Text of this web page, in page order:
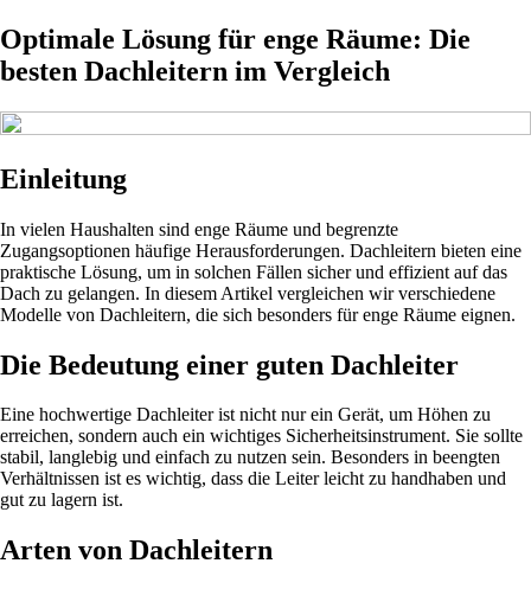
Optimale Lösung für enge Räume: Die
besten Dachleitern im Vergleich
Einleitung
In vielen Haushalten sind enge Räume und begrenzte
Zugangsoptionen häufige Herausforderungen. Dachleitern bieten eine
praktische Lösung, um in solchen Fällen sicher und effizient auf das
Dach zu gelangen. In diesem Artikel vergleichen wir verschiedene
Modelle von Dachleitern, die sich besonders für enge Räume eignen.
Die Bedeutung einer guten Dachleiter
Eine hochwertige Dachleiter ist nicht nur ein Gerät, um Höhen zu
erreichen, sondern auch ein wichtiges Sicherheitsinstrument. Sie sollte
stabil, langlebig und einfach zu nutzen sein. Besonders in beengten
Verhältnissen ist es wichtig, dass die Leiter leicht zu handhaben und
gut zu lagern ist.
Arten von Dachleitern